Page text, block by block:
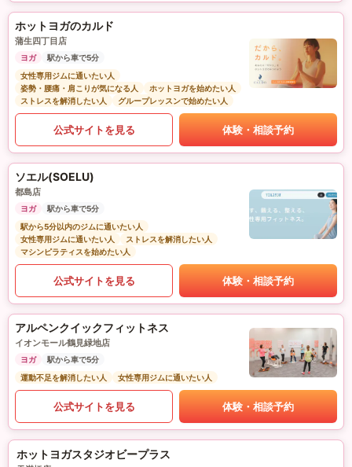
ホットヨガのカルド
蒲生四丁目店
ヨガ
駅から車で5分
女性専用ジムに通いたい人
姿勢・腰痛・肩こりが気になる人
ホットヨガを始めたい人
ストレスを解消したい人
グループレッスンで始めたい人
公式サイトを見る 体験・相談予約
ソエル(SOELU)
都島店
ヨガ
駅から車で5分
駅から5分以内のジムに通いたい人
女性専用ジムに通いたい人
ストレスを解消したい人
マシンピラティスを始めたい人
公式サイトを見る 体験・相談予約
アルペンクイックフィットネス
イオンモール鶴見緑地店
ヨガ
駅から車で5分
運動不足を解消したい人
女性専用ジムに通いたい人
公式サイトを見る 体験・相談予約
ホットヨガスタジオビープラス